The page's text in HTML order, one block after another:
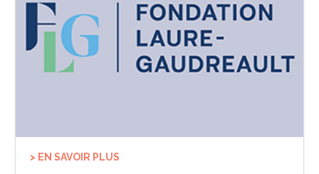
> EN SAVOIR PLUS